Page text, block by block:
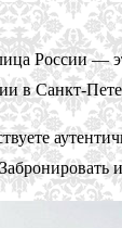
России —
в Санкт-